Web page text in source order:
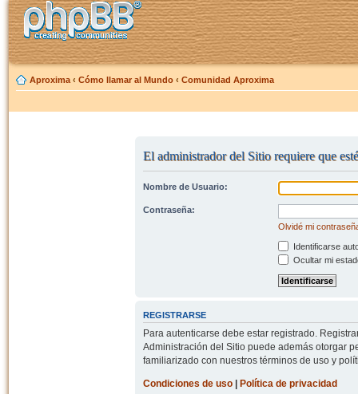
Aproxima ‹ Cómo llamar al Mundo ‹ Comunidad Aproxima
El administrador del Sitio requiere que
Nombre de Usuario:
Contraseña:
Olvidé mi
Identificarse
Ocultar mi
REGISTRARSE
Para autenticarse debe estar registrado.
Administración del Sitio puede además otorgar
familiarizado con nuestros términos de uso y
Condiciones de uso| Política de privacidad